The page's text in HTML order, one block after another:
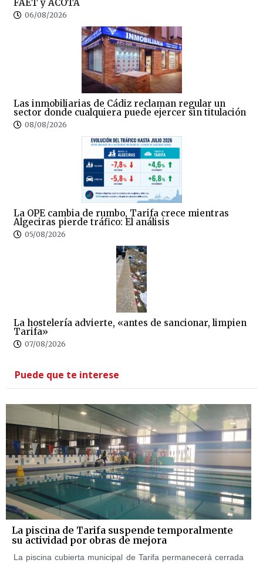
FAET y ACOTA
06/08/2026
Las inmobiliarias de Cádiz reclaman regular un
sector donde cualquiera puede ejercer sin titulación
08/08/2026
La OPE cambia de rumbo, Tarifa crece mientras
Algeciras pierde tráfico: El análisis
05/08/2026
La hostelería advierte, «antes de sancionar, limpien
Tarifa»
07/08/2026
Puede que te interese
La piscina de Tarifa suspende temporalmente
su actividad por obras de mejora
La piscina cubierta municipal de Tarifa permanecerá cerrada